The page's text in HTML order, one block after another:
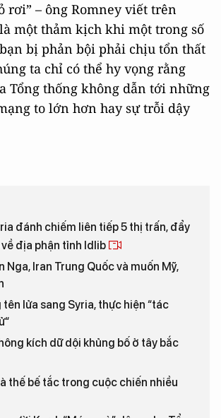
rơi” – ông Romney viết trên
một thảm kịch khi một trong số
bị phản bội phải chịu tổn thất
ta chỉ có thể hy vọng rằng
Tổng thống không dẫn tới những
to lớn hơn hay sự trỗi dậy
đánh chiếm liên tiếp 5 thị trấn, đẩy
địa phận tỉnh Idlib
Nga, Iran Trung Quốc và muốn Mỹ,
tên lửa sang Syria, thực hiện “tác
kích dữ dội khủng bố ở tây bắc
thế bế tắc trong cuộc chiến nhiều